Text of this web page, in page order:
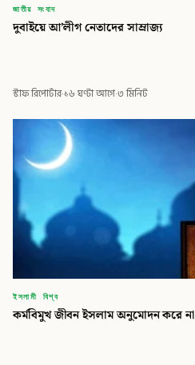
জাতীয় সংবাদ
দুবাইয়ে আ’লীগ নেতাদের সাম্রাজ্য
স্টাফ রিপোর্টার·১৬ ঘণ্টা আগে·৩ মিনিট
ইসলামী বিশ্ব
কর্মবিমুখ জীবন ইসলাম অনুমোদন করে না